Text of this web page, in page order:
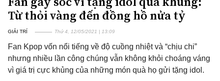
Từ thỏi vàng đến đồng hồ nửa tỷ
GIẢI TRÍ Thứ 4, 12/05/2021 | 13:09
Fan Kpop vốn nổi tiếng về độ cuồng nhiệt và “chịu chi”
nhưng nhiều lần công chúng vẫn không khỏi choáng váng
vì giá trị cực khủng của những món quà họ gửi tặng idol.